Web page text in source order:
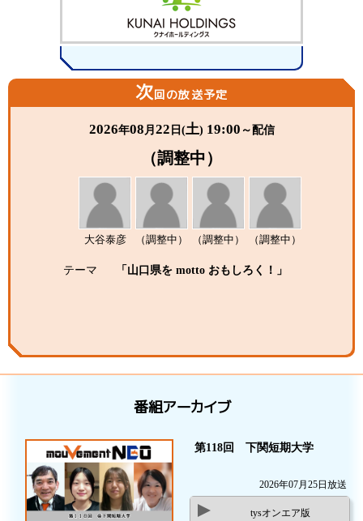
次回の放送予定
2026年08 月 22 日(土) 19:00 ～配信
（調整中）
大谷泰彦 （調整中） （調整中） （調整中）
テーマ 「山口県を motto おもしろく！」
番組アーカイブ
第118回 下関短期大学
2026年07月25日放送
tysオンエア版